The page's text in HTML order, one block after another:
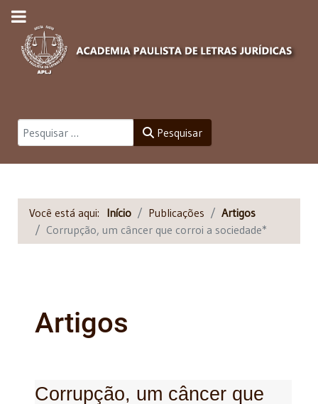
Pesquisar Pesquisar
Você está aqui: Início Publicações
Artigos
Corrupção, um câncer que corroi a sociedade*
Artigos
Corrupção, um câncer que